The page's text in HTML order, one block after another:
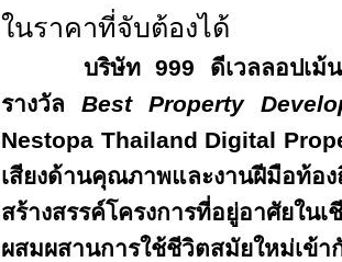
ในราคาที่จับต้องได้
บริษัท999 ดีเวลลอปเ
รางวัล
Best Property
Nestopa Thailand Digital
เสียงด้านคุณภาพและงานฝี
สร้างสรรค์โครงการที่อยู่อาศัยใน
ผสมผสานการใช้ชีวิตสมัยใหม่เข้า